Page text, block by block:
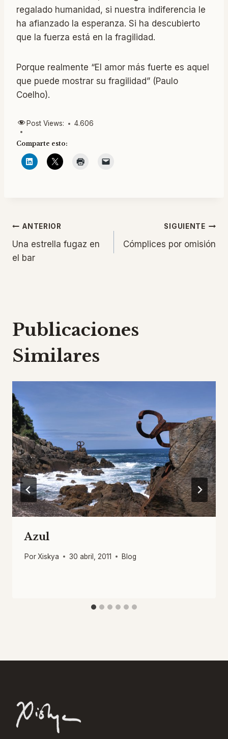
regalado humanidad, si nuestra indiferencia le
ha afianzado la esperanza. Si ha descubierto
que la fuerza está en la fragilidad.
Porque realmente “El amor más fuerte es aquel
que puede mostrar su fragilidad” (Paulo
Coelho).
Post Views: 4.606
Comparte esto:
Navegación
de
ANTERIOR
Una estrella fugaz en
el bar
SIGUIENTE
Cómplices por omisión
Publicaciones
Similares
Azul
PorXiskya 30 abril, 2011 Blog